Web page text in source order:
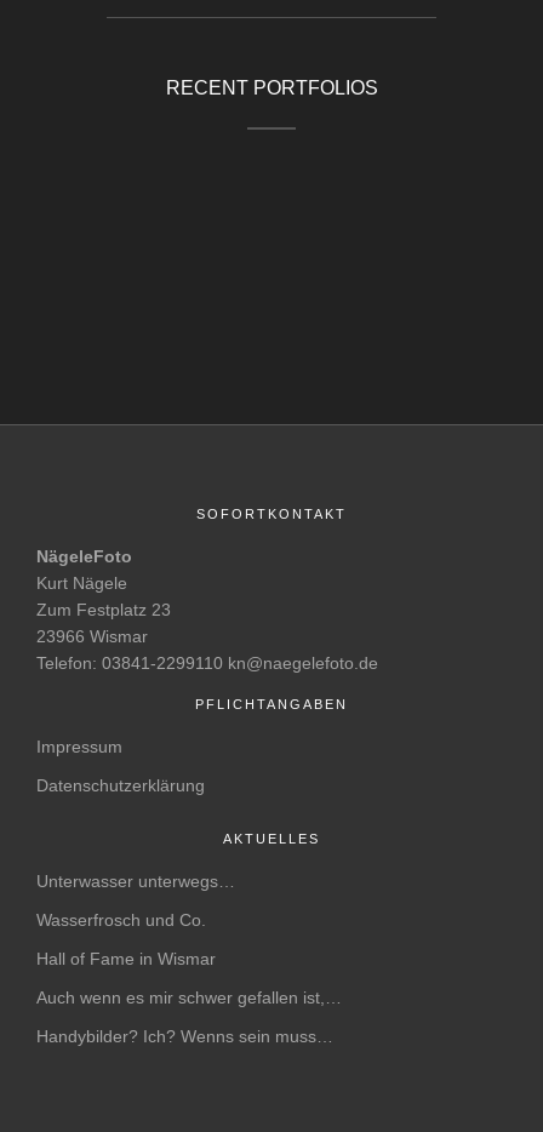
RECENT PORTFOLIOS
SOFORTKONTAKT
NägeleFoto
Kurt Nägele
Zum Festplatz 23
23966 Wismar
Telefon: 03841-2299110 kn@naegelefoto.de
PFLICHTANGABEN
Impressum
Datenschutzerklärung
AKTUELLES
Unterwasser unterwegs…
Wasserfrosch und Co.
Hall of Fame in Wismar
Auch wenn es mir schwer gefallen ist,…
Handybilder? Ich? Wenns sein muss…